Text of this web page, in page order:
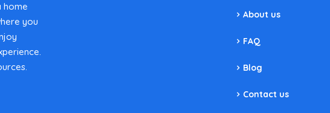
home
you
About us
FAQ
Blog
Contact us